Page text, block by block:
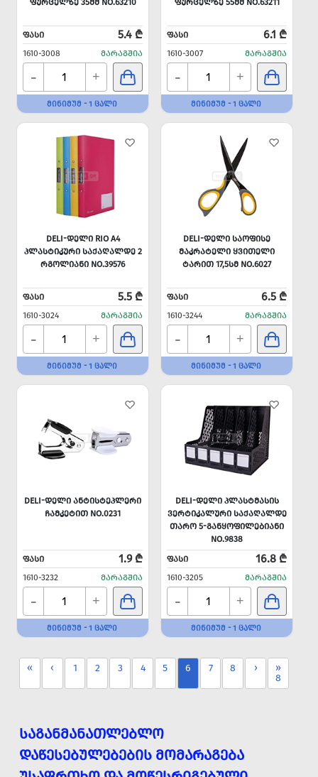
ᲤᲣᲠᲪᲔᲚᲖᲔ 35ᲛᲛ NO.63210
ᲤᲐᲡᲘ 5.4 ₾
1610-3008 ᲛᲐᲠᲐᲒᲨᲘᲐ
- +
ᲛᲘᲜᲘᲛᲣᲛ - 1 ᲪᲐᲚᲘ
ᲤᲣᲠᲪᲔᲚᲖᲔ 55ᲛᲛ NO.63211
ᲤᲐᲡᲘ 6.1 ₾
1610-3007 ᲛᲐᲠᲐᲒᲨᲘᲐ
- +
ᲛᲘᲜᲘᲛᲣᲛ - 1 ᲪᲐᲚᲘ
DELI-ᲓᲔᲚᲘ RIO A4
ᲞᲚᲐᲡᲢᲘᲙᲣᲠᲘ ᲡᲐᲥᲐᲦᲐᲚᲓᲔ 2
ᲠᲒᲝᲚᲘᲐᲜᲘ NO.39576
ᲤᲐᲡᲘ 5.5 ₾
1610-3024 ᲛᲐᲠᲐᲒᲨᲘᲐ
- +
ᲛᲘᲜᲘᲛᲣᲛ - 1 ᲪᲐᲚᲘ
DELI-ᲓᲔᲚᲘ ᲡᲐᲝᲤᲘᲡᲔ
ᲛᲐᲙᲠᲐᲢᲔᲚᲘ ᲧᲕᲘᲗᲔᲚᲘ
ᲢᲐᲠᲘᲗ 17,5ᲡᲛ NO.6027
ᲤᲐᲡᲘ 6.5 ₾
1610-3244 ᲛᲐᲠᲐᲒᲨᲘᲐ
- +
ᲛᲘᲜᲘᲛᲣᲛ - 1 ᲪᲐᲚᲘ
DELI-ᲓᲔᲚᲘ ᲐᲜᲢᲘᲡᲢᲔᲞᲚᲔᲠᲘ
ᲩᲐᲛᲙᲔᲢᲘᲗ NO.0231
ᲤᲐᲡᲘ 1.9 ₾
1610-3232 ᲛᲐᲠᲐᲒᲨᲘᲐ
- +
ᲛᲘᲜᲘᲛᲣᲛ - 1 ᲪᲐᲚᲘ
DELI-ᲓᲔᲚᲘ ᲞᲚᲐᲡᲢᲛᲐᲡᲘᲡ
ᲕᲔᲠᲢᲘᲙᲐᲚᲣᲠᲘ ᲡᲐᲥᲐᲦᲐᲚᲓᲔ
ᲗᲐᲠᲝ 5-ᲒᲐᲜᲧᲝᲤᲘᲚᲔᲑᲘᲐᲜᲘ
NO.9838
ᲤᲐᲡᲘ
16.8 ₾
1610-3205 ᲛᲐᲠᲐᲒᲨᲘᲐ
- +
ᲛᲘᲜᲘᲛᲣᲛ - 1 ᲪᲐᲚᲘ
« ‹ 1 2 3 4 5 6 7 8 ›
»
8
ᲡᲐᲒᲐᲜᲛᲐᲜᲐᲗᲚᲔᲑᲚᲝ
ᲓᲐᲬᲔᲡᲔᲑᲣᲚᲔᲑᲔᲑᲘᲡ ᲛᲝᲛᲐᲠᲐᲒᲔᲑᲐ